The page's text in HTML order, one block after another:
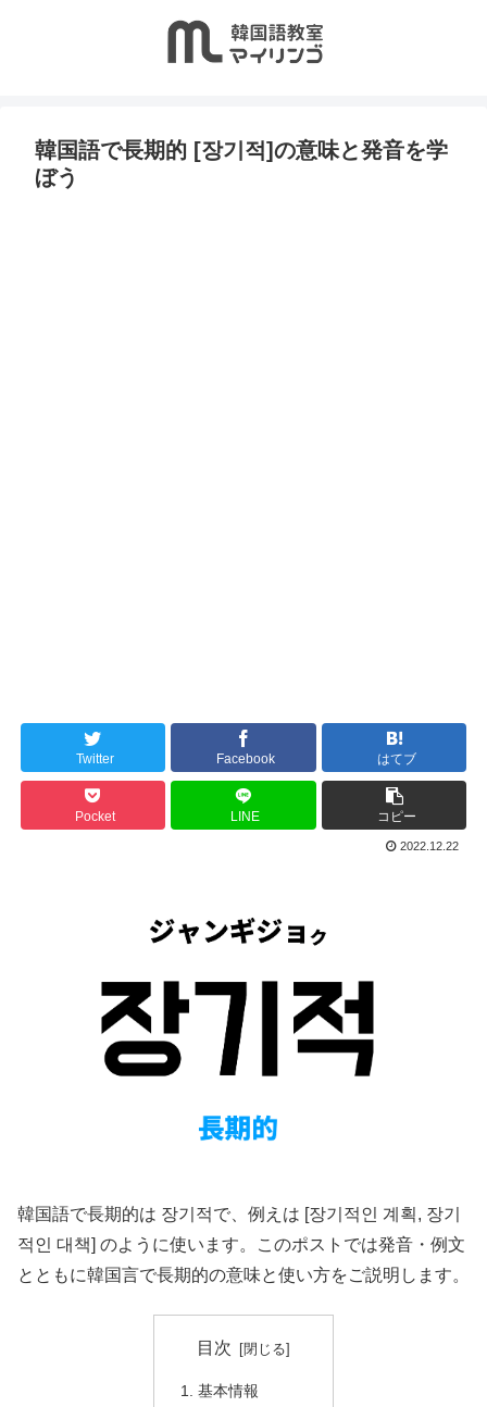
韓国語で長期的 [장기적]の意味と発音を学
ぼう
Twitter Facebook はてブ
Pocket LINE コピー
2022.12.22
韓国語で長期的は 장기적で、例えは [장기적인 계획, 장기
적인 대책] のように使います。このポストでは発音・例文
とともに韓国言で長期的の意味と使い方をご説明します。
目次
基本情報